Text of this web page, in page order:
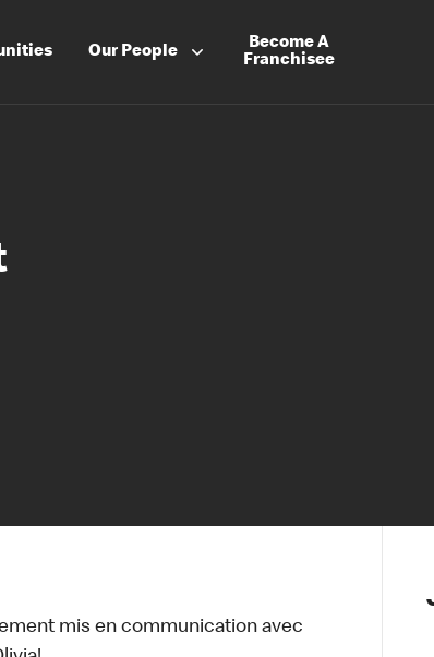
Our People
Become A
Franchisee
mis en communication avec